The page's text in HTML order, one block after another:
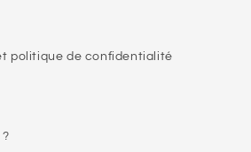
politique de confidentialité